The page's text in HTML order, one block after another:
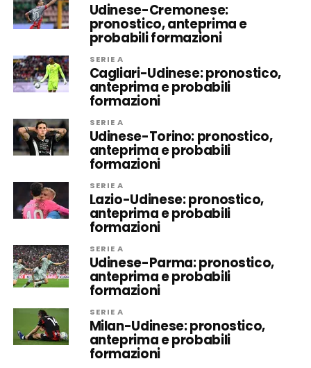
Udinese-Cremonese:
pronostico, anteprima e
probabili formazioni
SERIE A
Cagliari-Udinese: pronostico,
anteprima e probabili
formazioni
SERIE A
Udinese-Torino: pronostico,
anteprima e probabili
formazioni
SERIE A
Lazio-Udinese: pronostico,
anteprima e probabili
formazioni
SERIE A
Udinese-Parma: pronostico,
anteprima e probabili
formazioni
SERIE A
Milan-Udinese: pronostico,
anteprima e probabili
formazioni